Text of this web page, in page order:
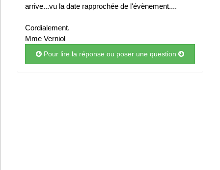
arrive...vu la date rapprochée de l'évènement....
Cordialement.
Mme Verniol
Pour lire la réponse ou poser une question